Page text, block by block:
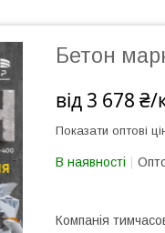
Бетон
від 3 678 ₴/
Показати оптові
В наявності
Компанія